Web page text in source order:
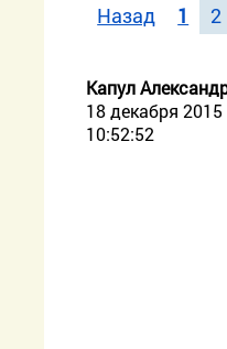
Назад 1 2
Капул
18 декабря 2015
10:52:52